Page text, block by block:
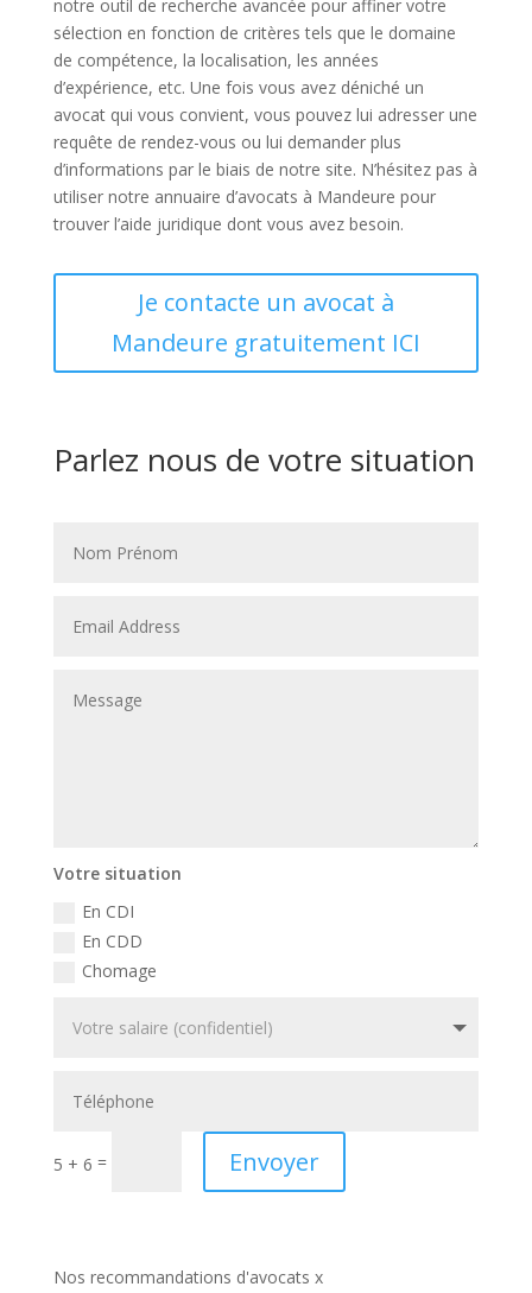
notre outil de recherche avancée pour affiner votre
sélection en fonction de critères tels que le domaine
de compétence, la localisation, les années
d’expérience, etc. Une fois vous avez déniché un
avocat qui vous convient, vous pouvez lui adresser une
requête de rendez-vous ou lui demander plus
d’informations par le biais de notre site. N’hésitez pas à
utiliser notre annuaire d’avocats à Mandeure pour
trouver l’aide juridique dont vous avez besoin.
Je contacte un avocat à
Mandeure gratuitement ICI
Parlez nous de votre situation
Votre situation
En CDI
En CDD
Chomage
5 + 6 = Envoyer
Nos recommandations d'avocats x